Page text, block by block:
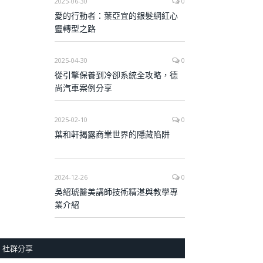
愛的行動者：葉亞宜的銀髮網紅心
靈轉型之路
2025-04-30 0
從引擎保養到冷卻系統全攻略，德
尚汽車案例分享
2025-02-10 0
葉和軒揭露商業世界的隱藏陷阱
2024-12-26 0
吳紹琥醫美講師技術精湛與教學專
業介紹
社群分享